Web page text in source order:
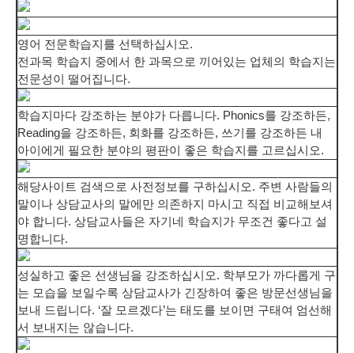
영어 전문학습지를 선택하십시오.
전과목 학습지 중에서 한 과목으로 끼어있는 업체의 학습지는
전문성이 떨어집니다.
학습지마다 강조하는 분야가 다릅니다. Phonics를 강조하든,
Reading을 강조하든, 회화를 강조하든, 쓰기를 강조하든 내
아이에게 필요한 분야의 평판이 좋은 학습지를 고르십시오.
해당사이트 검색으로 사전정보를 구하십시오. 주변 사람들의
말이나 상담교사의 말에만 의존하지 마시고 직접 비교해보셔
야 합니다. 상담교사들은 자기네 학습지가 무조건 좋다고 설
명합니다.
성실하고 좋은 선생님을 강조하십시오. 학부모가 까다롭게 구
는 모습을 보일수록 상담교사가 긴장하여 좋은 방문선생님을
보내 드립니다. ‘잘 모르겠다’는 태도를 보이면 구태여 엄선해
서 보내지는 않습니다.